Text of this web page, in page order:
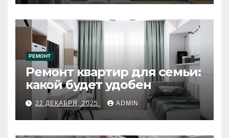
РЕМОНТ
Ремонт квартир для семьи:
какой будет удобен
22 ДЕКАБРЯ, 2025 ADMIN